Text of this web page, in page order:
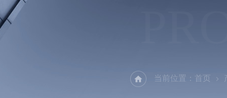
当前位置： 首页